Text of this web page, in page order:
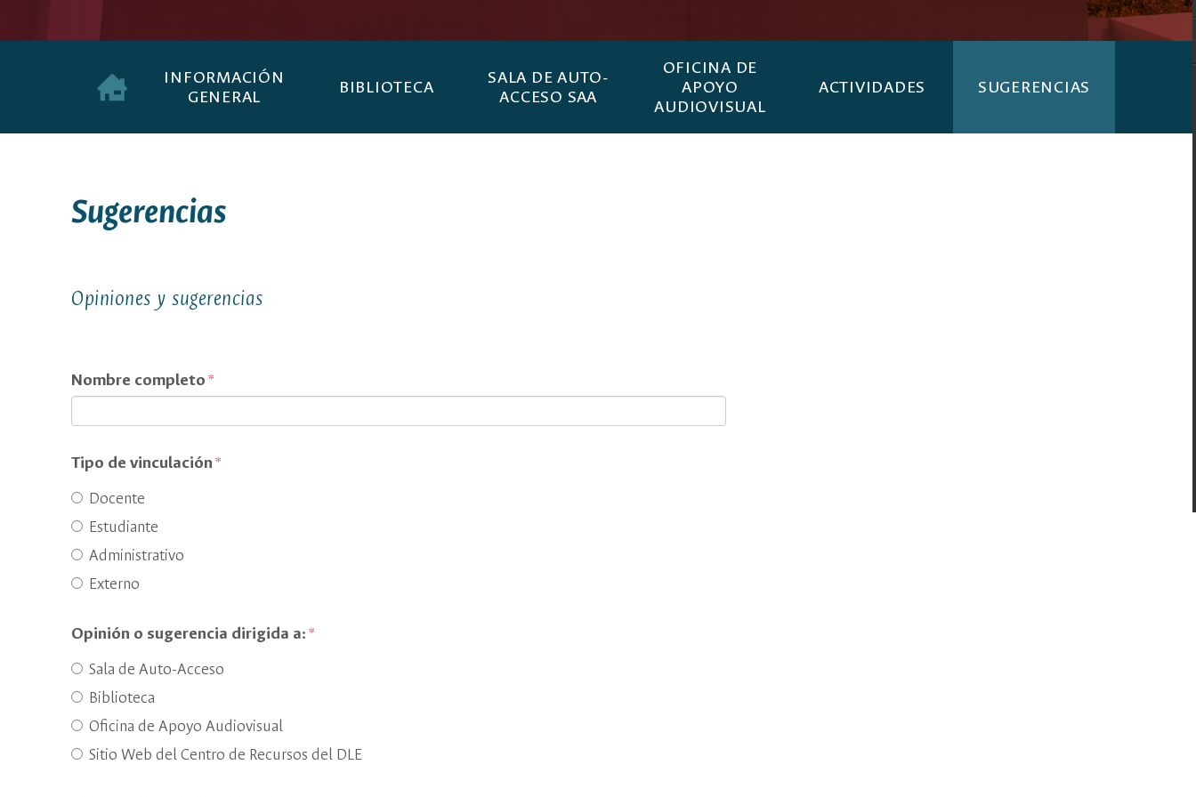
INFORMACIÓN
GENERAL
BIBLIOTECA
SALA DE AUTO-
ACCESO SAA
OFICINA DE
APOYO
AUDIOVISUAL
ACTIVIDADES SUGERENCIAS
Sugerencias
Opiniones y sugerencias
Nombre completo
Tipo de vinculación
Docente
Estudiante
Administrativo
Externo
Opinión o sugerencia dirigida a:
Sala de Auto-Acceso
Biblioteca
Oficina de Apoyo Audiovisual
Sitio Web del Centro de Recursos del DLE